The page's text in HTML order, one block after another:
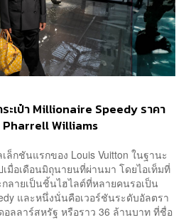
ะเป๋า Millionaire Speedy ราคา
Pharrell Williams
ล็กชันแรกของ Louis Vuitton ในฐานะ
เมื่อเดือนมิถุนายนที่ผ่านมา โดยไอเท็มที่
ลายเป็นชิ้นไฮไลต์ที่หลายคนรอเป็น
และหนึ่งนั่นคือเวอร์ชันระดับอัลตรา
ลลาร์สหรัฐ หรือราว 36 ล้านบาท ที่ชื่อ